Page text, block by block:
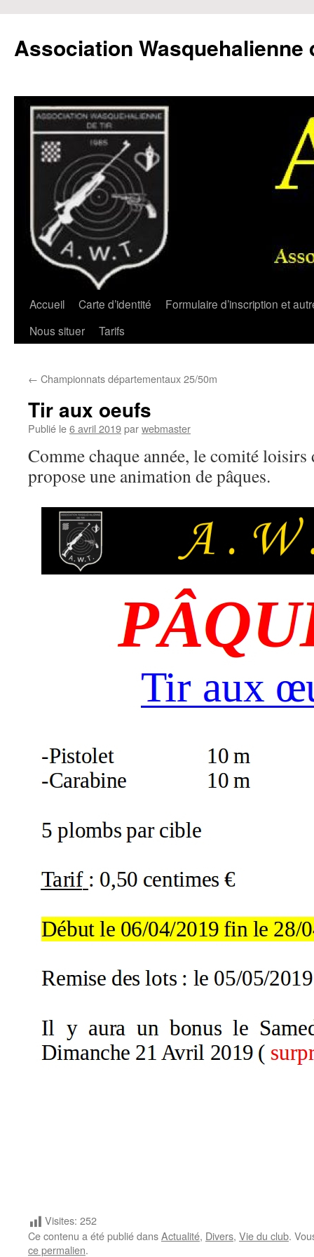
contenu
Association Wasquehalienne
Accueil Carte d’identité
Formulaire d’inscription et
Nous situer
Tarifs
← Championnats départementaux 25/50m
Tir aux oeufs
Publié le6 avril 2019parwebmaster
Comme chaque année, le comité loisirs
propose une animation de pâques.
Visites: 252
Ce contenu a été publié dansActualité, Divers, Vie du club.
ce permalien.